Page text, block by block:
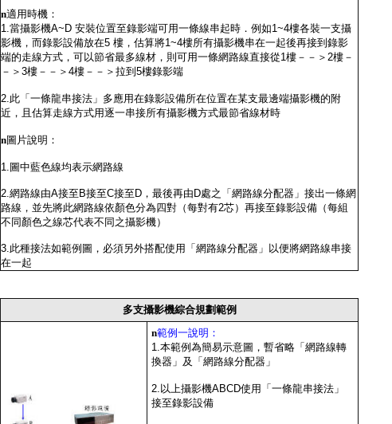
n適用時機：
1.當攝影機A~D 安裝位置至錄影端可用一條線串起時．例如1~4樓各裝一支攝
影機，而錄影設備放在5 樓，估算將1~4樓所有攝影機串在一起後再接到錄影
端的走線方式，可以節省最多線材，則可用一條網路線直接從1樓－－＞2樓－
－＞3樓－－＞4樓－－＞拉到5樓錄影端
2.此「一條龍串接法」多應用在錄影設備所在位置在某支最邊端攝影機的附
近，且估算走線方式用逐一串接所有攝影機方式最節省線材時
n圖片說明：
1.圖中藍色線均表示網路線
2.網路線由A接至B接至C接至D，最後再由D處之「網路線分配器」接出一條網
路線，並先將此網路線依顏色分為四對（每對有2芯）再接至錄影設備（每組
不同顏色之線芯代表不同之攝影機）
3.此種接法如範例圖，必須另外搭配使用「網路線分配器」以便將網路線串接
在一起
多支攝影機綜合規劃範例
n範例一說明：
1.本範例為簡易示意圖，暫省略「網路線轉
換器」及「網路線分配器」
2.以上攝影機ABCD使用「一條龍串接法」
接至錄影設備